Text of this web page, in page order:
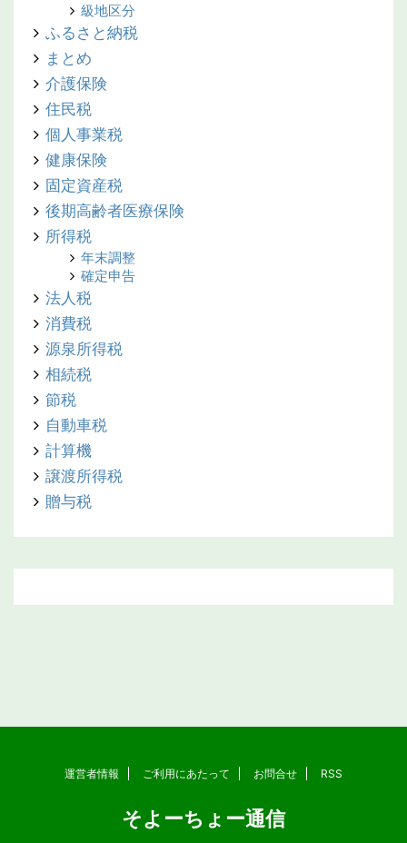
級地区分
ふるさと納税
まとめ
介護保険
住民税
個人事業税
健康保険
固定資産税
後期高齢者医療保険
所得税
年末調整
確定申告
法人税
消費税
源泉所得税
相続税
節税
自動車税
計算機
譲渡所得税
贈与税
運営者情報 ご利用にあたって お問合せ RSS
そよーちょー通信
Copyright© そよーちょー通信 , 2026 All Rights